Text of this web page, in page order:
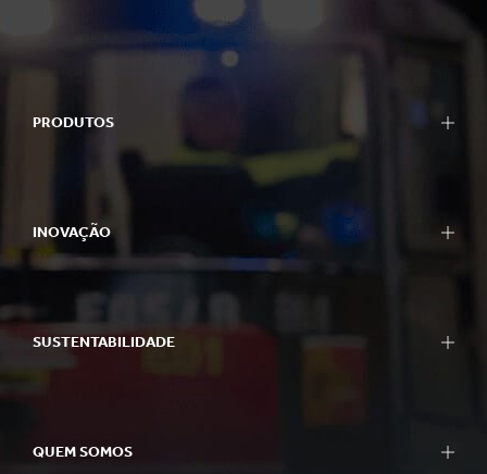
PRODUTOS
INOVAÇÃO
SUSTENTABILIDADE
QUEM SOMOS